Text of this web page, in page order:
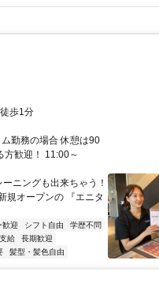
歩1分
勤務の場合 休憩は90
方歓迎！ 11:00～
ニングも出来ちゃう！
オープンの 『エニタ
歓迎 シフト自由
学歴不問
給
長期歓迎
髪型・髪色自由